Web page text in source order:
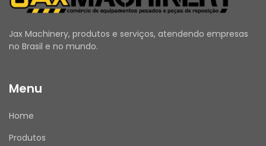
Jax Machinery, produtos e serviços, atendendo empresas
no Brasil e no mundo.
Menu
Home
Produtos